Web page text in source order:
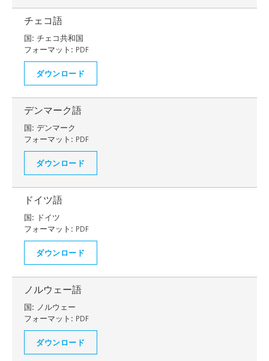
チェコ語
国: チェコ共和国
フォーマット: PDF
ダウンロード
デンマーク語
国: デンマーク
フォーマット: PDF
ダウンロード
ドイツ語
国: ドイツ
フォーマット: PDF
ダウンロード
ノルウェー語
国: ノルウェー
フォーマット: PDF
ダウンロード